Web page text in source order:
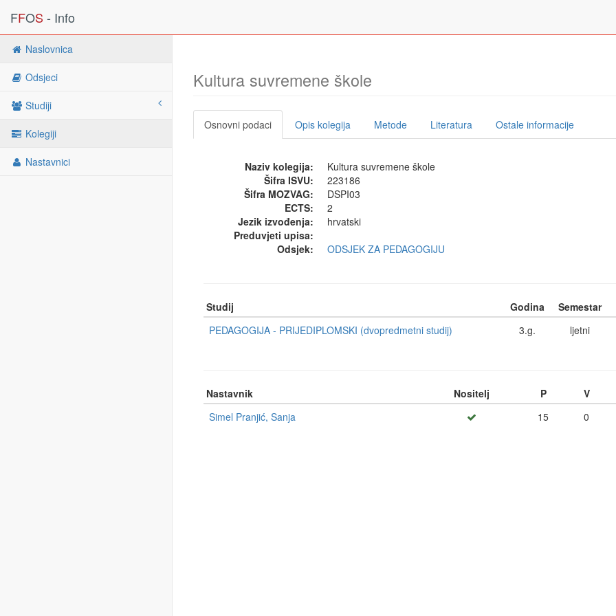
FFOS - Info
Naslovnica
Odsjeci
Studiji
Kolegiji
Nastavnici
Kultura suvremene škole
Osnovni podaci Opis kolegija Metode Literatura Ostale informacije
Naziv kolegija:
Kultura suvremene škole
Šifra ISVU:
223186
Šifra MOZVAG:
DSPI03
ECTS:
2
Jezik izvođenja:
hrvatski
Preduvjeti upisa:
Odsjek:
ODSJEK ZA PEDAGOGIJU
Studij Godina Semestar
PEDAGOGIJA - PRIJEDIPLOMSKI (dvopredmetni studij)
3.g. ljetni
Nastavnik Nositelj P V
Simel Pranjić, Sanja
15 0